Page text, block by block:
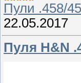
Пули .458/
22.05.2017
Пуля H&N